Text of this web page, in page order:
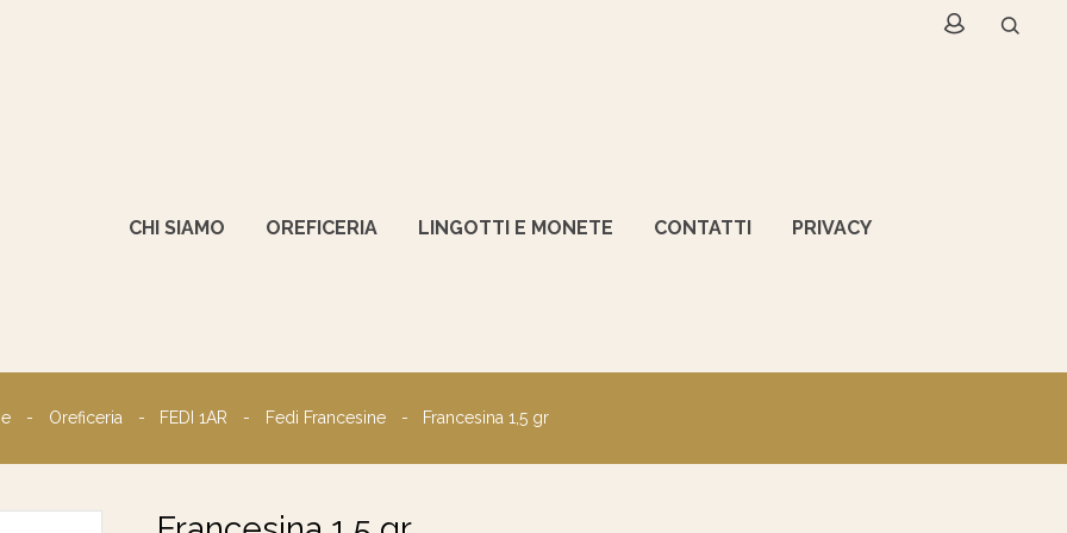
CHI SIAMO OREFICERIA LINGOTTI E MONETE CONTATTI PRIVACY
Oreficeria FEDI 1AR Fedi Francesine Francesina 1,5 gr